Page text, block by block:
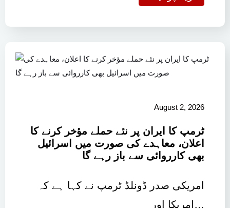
August 2, 2026
ٹرمپ کا ایران پر نئے حملے مؤخر کرنے کا
اعلان، معاہدے کی صورت میں اسرائیل
بھی کارروائی سے باز رہے گا
امریکی صدر ڈونلڈ ٹرمپ نے کہا ہے کہ
امریکا اور…